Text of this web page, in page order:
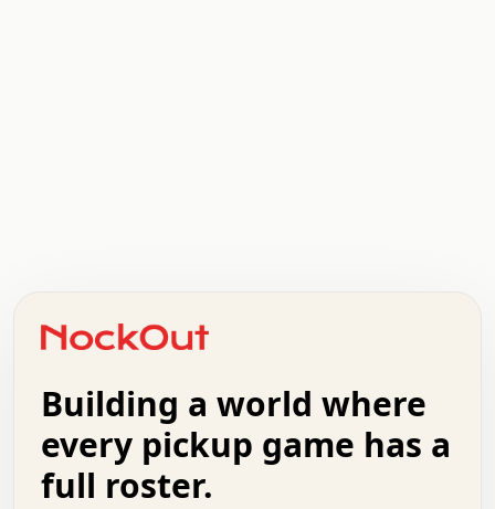
+   .   .   .   .   .   .   .   .   .   +   .   .
.   .   .   .   .   .   .   .   .   .   .   :   .
.   .   .   .   +   .   .   .   .   .   .   .   +
.   :   .   .   .   .   .   .   .   .   o   .   .
.   .   x   .   .   .   .   .   .   :   .   .   o
.   .   .   .   :   .   .   .   .   o   .   .   .
Building a world where
every pickup game has a
full roster.